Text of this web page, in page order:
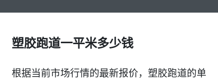
塑胶跑道一平米多少钱
根据当前市场行情的最新报价，塑胶跑道的单